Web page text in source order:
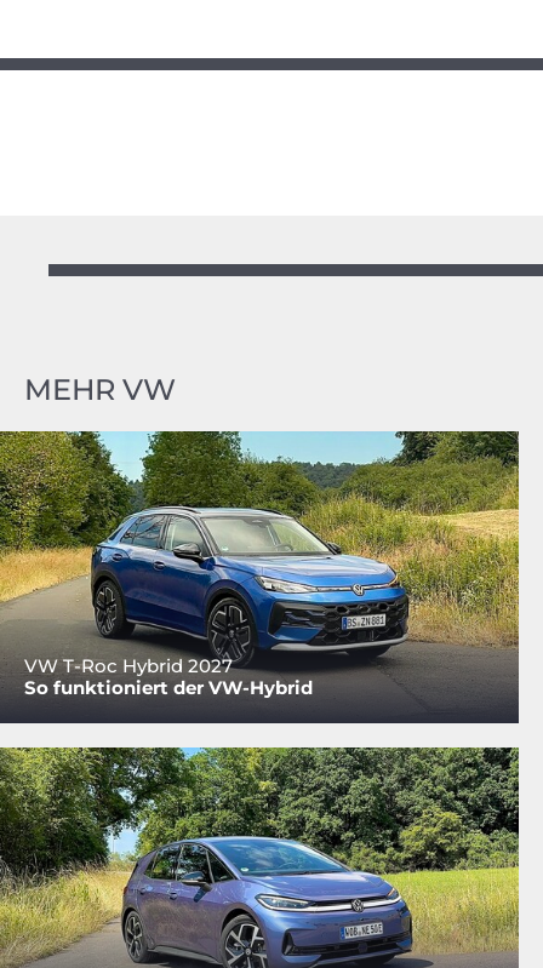
MEHR VW
VW T-Roc Hybrid 2027
So funktioniert der VW-Hybrid